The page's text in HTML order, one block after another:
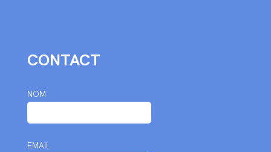
CONTACT
NOM
EMAIL